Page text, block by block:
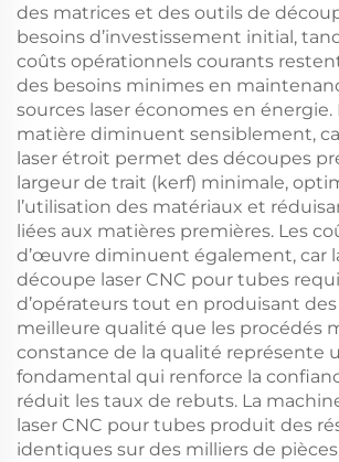
des matrices et des outils de
besoins d’investissement initial,
coûts opérationnels courants
des besoins minimes en
sources laser économes en énergie.
matière diminuent sensiblement,
laser étroit permet des découpes
largeur de trait (kerf) minimale,
l’utilisation des matériaux et
liées aux matières premières. Les
d’œuvre diminuent également, car
découpe laser CNC pour tubes
d’opérateurs tout en produisant
meilleure qualité que les procédés
constance de la qualité représente
fondamental qui renforce la
réduit les taux de rebuts. La
laser CNC pour tubes produit des
identiques sur des milliers de